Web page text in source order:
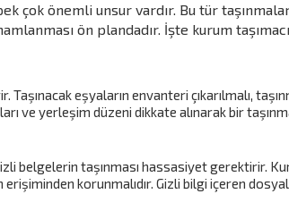
çok önemli unsur vardır. Bu tür
ön plandadır. İşte kurum
Taşınacak eşyaların envanteri çıkarılmalı,
ve yerleşim düzeni dikkate alınarak bir
belgelerin taşınması hassasiyet gerektirir.
korunmalıdır. Gizli bilgi içeren